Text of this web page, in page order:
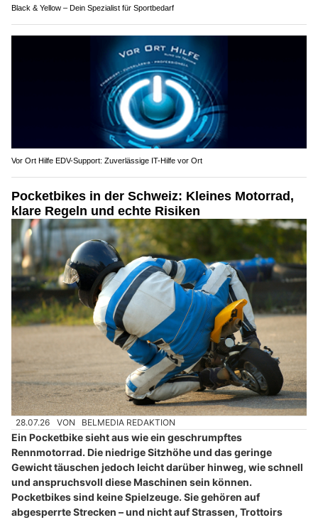
Black & Yellow – Dein Spezialist für Sportbedarf
Vor Ort Hilfe EDV-Support: Zuverlässige IT-Hilfe vor Ort
Pocketbikes in der Schweiz: Kleines Motorrad,
klare Regeln und echte Risiken
28.07.26 VON BELMEDIA REDAKTION
Ein Pocketbike sieht aus wie ein geschrumpftes
Rennmotorrad. Die niedrige Sitzhöhe und das geringe
Gewicht täuschen jedoch leicht darüber hinweg, wie schnell
und anspruchsvoll diese Maschinen sein können.
Pocketbikes sind keine Spielzeuge. Sie gehören auf
abgesperrte Strecken – und nicht auf Strassen, Trottoirs